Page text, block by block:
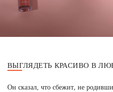
ВЫГЛЯДЕТЬ КРАСИВО В
Он сказал, что сбежит, не